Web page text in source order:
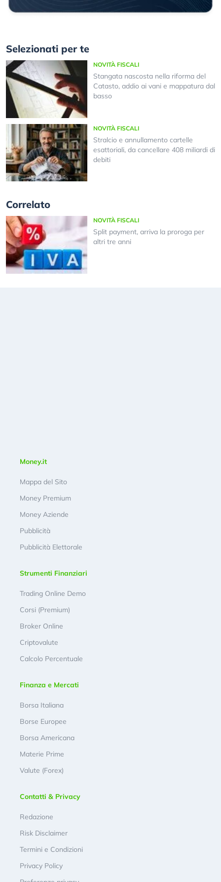
Selezionati per te
NOVITÀ FISCALI
Stangata nascosta nella riforma del
Catasto, addio ai vani e mappatura dal
basso
NOVITÀ FISCALI
Stralcio e annullamento cartelle
esattoriali, da cancellare 408 miliardi di
debiti
Correlato
NOVITÀ FISCALI
Split payment, arriva la proroga per
altri tre anni
Money.it
Mappa del Sito
Money Premium
Money Aziende
Pubblicità
Pubblicità Elettorale
Strumenti Finanziari
Trading Online Demo
Corsi (Premium)
Broker Online
Criptovalute
Calcolo Percentuale
Finanza e Mercati
Borsa Italiana
Borse Europee
Borsa Americana
Materie Prime
Valute (Forex)
Contatti & Privacy
Redazione
Risk Disclaimer
Termini e Condizioni
Privacy Policy